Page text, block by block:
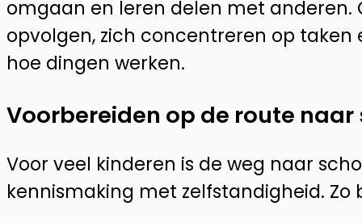
omgaan en leren delen met anderen.
opvolgen, zich concentreren op
hoe dingen werken.
Voorbereiden op de route naar
Voor veel kinderen is de weg naar
kennismaking met zelfstandigheid. Zo